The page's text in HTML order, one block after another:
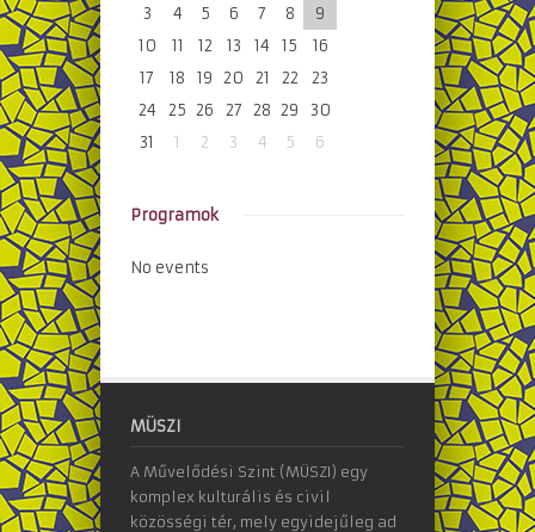
3
4 5 6 7 8
9
10
11 12 13 14 15
16
17
18 19 20 21 22
23
24
25 26 27 28 29
30
31
1 2 3 4 5 6
Programok
No events
MÜSZI
A Művelődési Szint (MÜSZI) egy
komplex kulturális és civil
közösségi tér, mely egyidejűleg ad